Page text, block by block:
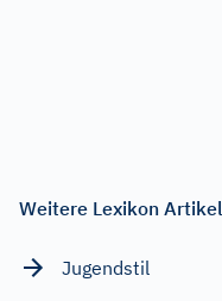
Weitere Lexikon Artikel
Jugendstil